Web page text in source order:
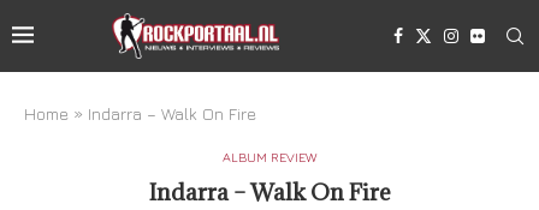
Home » Indarra – Walk On Fire
ALBUM REVIEW
Indarra – Walk On Fire